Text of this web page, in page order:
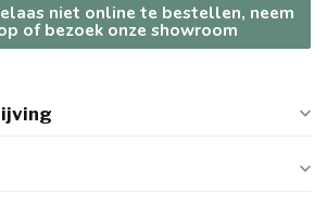
niet online te bestellen, neem
of bezoek onze showroom